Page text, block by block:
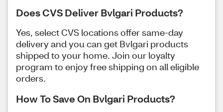
Does CVS Deliver Bvlgari Products?
Yes, select CVS locations offer same-day
delivery and you can get Bvlgari products
shipped to your home. Join our loyalty
program to enjoy free shipping on all eligible
orders.
How To Save On Bvlgari Products?